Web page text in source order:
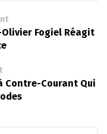
Fogiel Réagit
Contre-Courant Qui